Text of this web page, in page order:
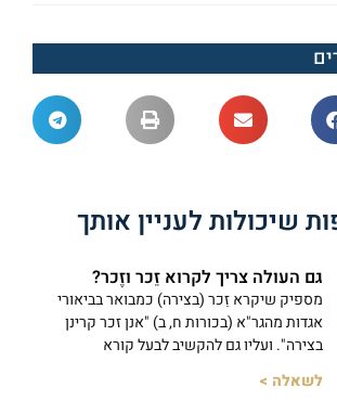
שיכולות לעניין אותך
גם העולה צריך לקרוא זֵכר וזֶכר?
מספיק שיקרא זֵכר (בצירה) כמבואר בביאורי
אגדות מהגר"א (בכורות ח, ב) "אנן זכר קרינן
בצירה". ועליו גם להקשיב לבעל קורא
לשאלה >